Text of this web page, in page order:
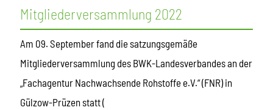
Mitgliederversammlung 2022
Am 09. September fand die satzungsgemäße
Mitgliederversammlung des BWK-Landesverbandes an der
„Fachagentur Nachwachsende Rohstoffe e.V.“ (FNR) in
Gülzow-Prüzen statt (